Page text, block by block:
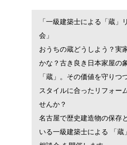
「一級建築士による「蔵」
会」
おうちの蔵どうしよう？実
かな？古き良き日本家屋の
「蔵」。その価値を守りつ
スタイルに合ったリフォー
せんか？
名古屋で歴史建造物の保存
いる一級建築士による 「蔵